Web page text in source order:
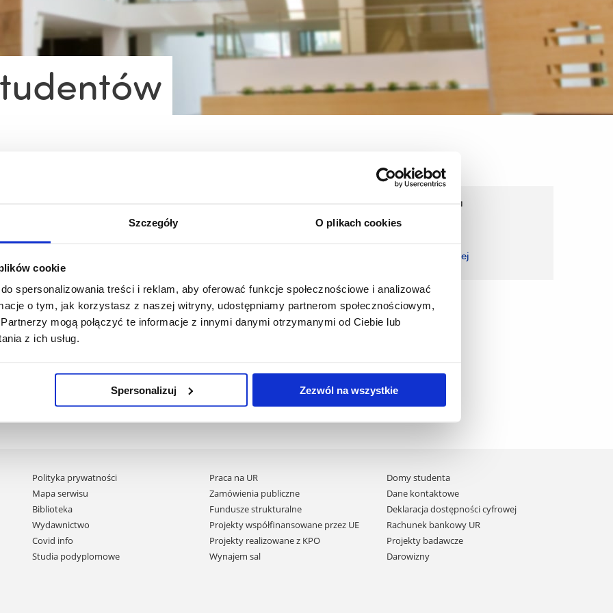
Szczegóły O plikach cookies
cookie
spersonalizowania treści i reklam, aby oferować funkcje społecznościowe i analizować
o tym, jak korzystasz z naszej witryny, udostępniamy partnerom społecznościowym,
mogą połączyć te informacje z innymi danymi otrzymanymi od Ciebie lub
z ich usług.
Spersonalizuj Zezwól na wszystkie
Wirtualna Uczelnia
zobacz więcej
Pomiń
nawigację
i
przejdź
do
treści
Polityka prywatności
Mapa serwisu
Biblioteka
Wydawnictwo
Covid info
Studia podyplomowe
Praca na UR
Zamówienia publiczne
Fundusze strukturalne
Projekty współfinansowane przez UE
Projekty realizowane z KPO
Wynajem sal
Domy studenta
Dane kontaktowe
Deklaracja dostępności cyfrowej
Rachunek bankowy UR
Projekty badawcze
Darowizny